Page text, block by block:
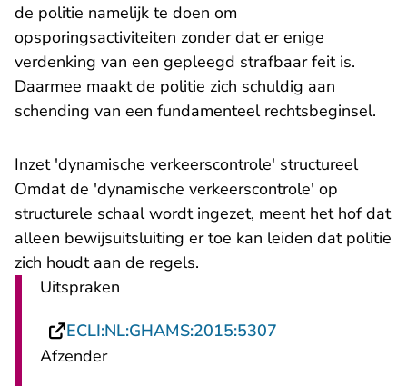
de politie namelijk te doen om
opsporingsactiviteiten zonder dat er enige
verdenking van een gepleegd strafbaar feit is.
Daarmee maakt de politie zich schuldig aan
schending van een fundamenteel rechtsbeginsel.
Inzet 'dynamische verkeerscontrole' structureel
Omdat de 'dynamische verkeerscontrole' op
structurele schaal wordt ingezet, meent het hof dat
alleen bewijsuitsluiting er toe kan leiden dat politie
zich houdt aan de regels.
Uitspraken
ECLI:NL:GHAMS:2015:5307
Afzender